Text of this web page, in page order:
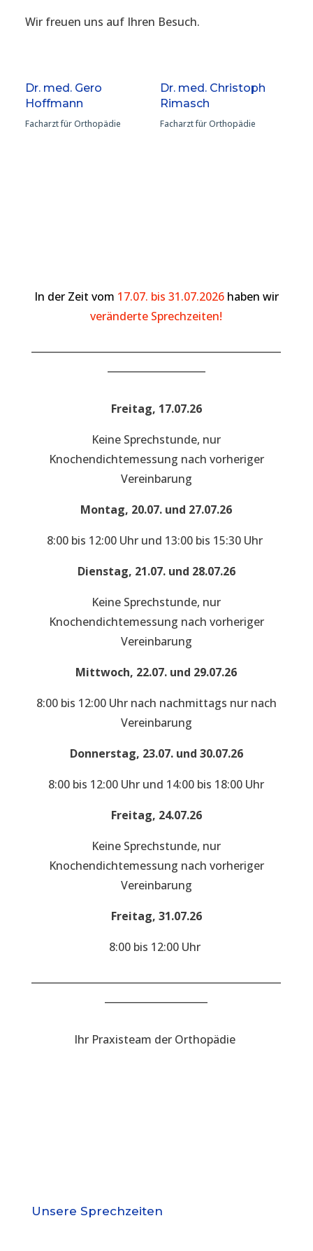
Wir freuen uns auf Ihren Besuch.
Dr. med. Gero
Hoffmann
Facharzt für Orthopädie
Dr. med. Christoph
Rimasch
Facharzt für Orthopädie
In der Zeit vom 17.07. bis 31.07.2026 haben wir
veränderte Sprechzeiten!
Freitag, 17.07.26
Keine Sprechstunde, nur
Knochendichtemessung nach vorheriger
Vereinbarung
Montag, 20.07. und 27.07.26
8:00 bis 12:00 Uhr und 13:00 bis 15:30 Uhr
Dienstag, 21.07. und 28.07.26
Keine Sprechstunde, nur
Knochendichtemessung nach vorheriger
Vereinbarung
Mittwoch, 22.07. und 29.07.26
8:00 bis 12:00 Uhr nach nachmittags nur nach
Vereinbarung
Donnerstag, 23.07. und 30.07.26
8:00 bis 12:00 Uhr und 14:00 bis 18:00 Uhr
Freitag, 24.07.26
Keine Sprechstunde, nur
Knochendichtemessung nach vorheriger
Vereinbarung
Freitag, 31.07.26
8:00 bis 12:00 Uhr
Ihr Praxisteam der Orthopädie
Unsere Sprechzeiten